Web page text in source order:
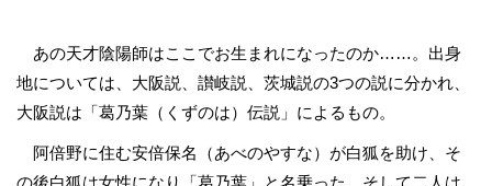
あの天才陰陽師はここでお生まれになったのか……。出身
地については、大阪説、讃岐説、茨城説の3つの説に分かれ、
大阪説は「葛乃葉（くずのは）伝説」によるもの。
阿倍野に住む安倍保名（あべのやすな）が白狐を助け、そ